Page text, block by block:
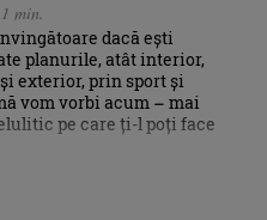
min.
dacă ești
planurile, atât interior,
exterior, prin sport și
vom vorbi acum – mai
pe care ți-l poți face